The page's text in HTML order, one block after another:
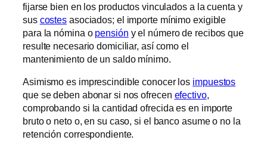
fijarse bien en los productos vinculados a la cuenta y
sus costes asociados; el importe mínimo exigible
para la nómina o pensión y el número de recibos que
resulte necesario domiciliar, así como el
mantenimiento de un saldo mínimo.
Asimismo es imprescindible conocer los impuestos
que se deben abonar si nos ofrecen efectivo,
comprobando si la cantidad ofrecida es en importe
bruto o neto o, en su caso, si el banco asume o no la
retención correspondiente.